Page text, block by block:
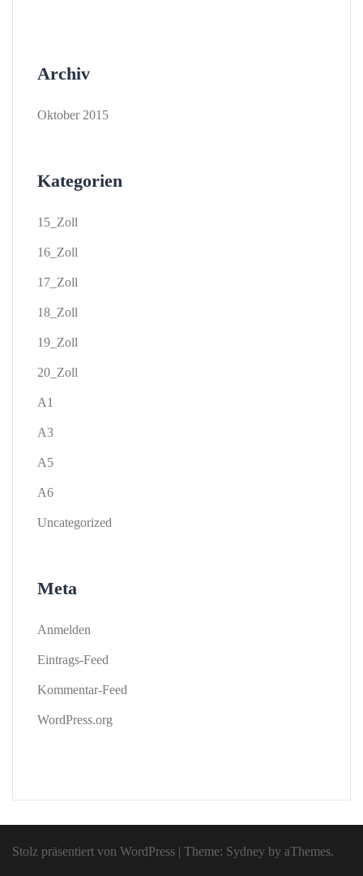
Archiv
Oktober 2015
Kategorien
15_Zoll
16_Zoll
17_Zoll
18_Zoll
19_Zoll
20_Zoll
A1
A3
A5
A6
Uncategorized
Meta
Anmelden
Eintrags-Feed
Kommentar-Feed
WordPress.org
Stolz präsentiert von WordPress | Theme: Sydney by aThemes.